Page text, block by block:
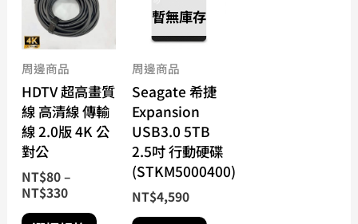
周邊商品
HDTV 超高畫質
線 高清線 傳輸
線 2.0版 4K 公
對公
NT$80–
NT$330
圍：
NT$80
到
品
有
款
式。
可
在
暫無庫存
周邊商品
Seagate 希捷
Expansion
USB3.0 5TB
2.5吋 行動硬碟
(STKM5000400)
NT$4,590